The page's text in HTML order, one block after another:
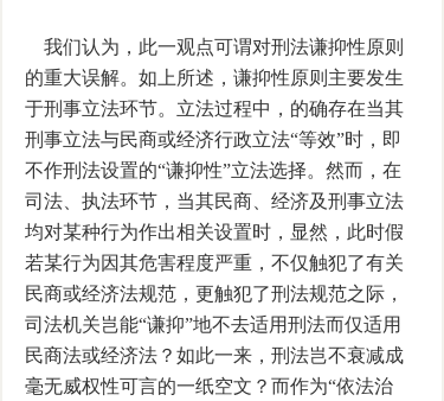
我们认为，此一观点可谓对刑法谦抑性原则
的重大误解。如上所述，谦抑性原则主要发生
于刑事立法环节。立法过程中，的确存在当其
刑事立法与民商或经济行政立法“等效”时，即
不作刑法设置的“谦抑性”立法选择。然而，在
司法、执法环节，当其民商、经济及刑事立法
均对某种行为作出相关设置时，显然，此时假
若某行为因其危害程度严重，不仅触犯了有关
民商或经济法规范，更触犯了刑法规范之际，
司法机关岂能“谦抑”地不去适用刑法而仅适用
民商法或经济法？如此一来，刑法岂不衰减成
毫无威权性可言的一纸空文？而作为“依法治